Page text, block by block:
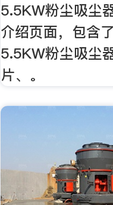
5.5KW粉尘吸尘
介绍页面，包含
5.5KW粉尘吸尘
片、。